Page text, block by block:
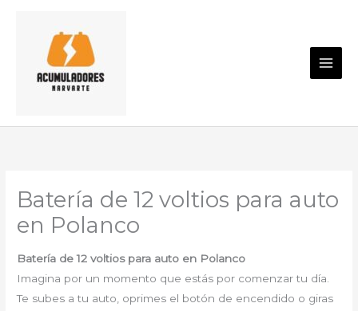
contenido
Batería de 12 voltios para auto
en Polanco
Batería de 12 voltios para auto en Polanco
Imagina por un momento que estás por comenzar tu día.
Te subes a tu auto, oprimes el botón de encendido o giras